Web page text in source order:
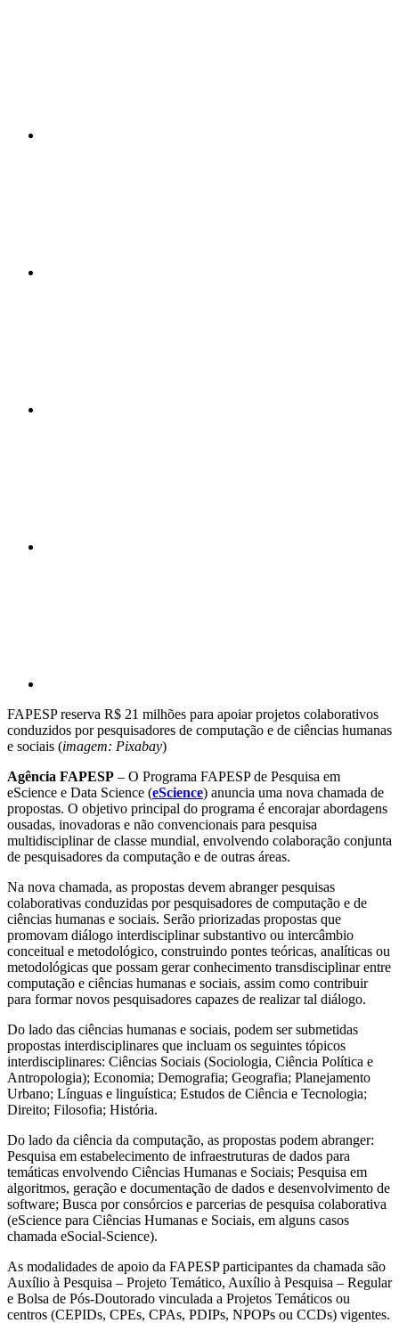
FAPESP reserva R$ 21 milhões para apoiar projetos colaborativos
conduzidos por pesquisadores de computação e de ciências humanas
e sociais (imagem: Pixabay)
Agência FAPESP – O Programa FAPESP de Pesquisa em
eScience e Data Science (eScience) anuncia uma nova chamada de
propostas. O objetivo principal do programa é encorajar abordagens
ousadas, inovadoras e não convencionais para pesquisa
multidisciplinar de classe mundial, envolvendo colaboração conjunta
de pesquisadores da computação e de outras áreas.
Na nova chamada, as propostas devem abranger pesquisas
colaborativas conduzidas por pesquisadores de computação e de
ciências humanas e sociais. Serão priorizadas propostas que
promovam diálogo interdisciplinar substantivo ou intercâmbio
conceitual e metodológico, construindo pontes teóricas, analíticas ou
metodológicas que possam gerar conhecimento transdisciplinar entre
computação e ciências humanas e sociais, assim como contribuir
para formar novos pesquisadores capazes de realizar tal diálogo.
Do lado das ciências humanas e sociais, podem ser submetidas
propostas interdisciplinares que incluam os seguintes tópicos
interdisciplinares: Ciências Sociais (Sociologia, Ciência Política e
Antropologia); Economia; Demografia; Geografia; Planejamento
Urbano; Línguas e linguística; Estudos de Ciência e Tecnologia;
Direito; Filosofia; História.
Do lado da ciência da computação, as propostas podem abranger:
Pesquisa em estabelecimento de infraestruturas de dados para
temáticas envolvendo Ciências Humanas e Sociais; Pesquisa em
algoritmos, geração e documentação de dados e desenvolvimento de
software; Busca por consórcios e parcerias de pesquisa colaborativa
(eScience para Ciências Humanas e Sociais, em alguns casos
chamada eSocial-Science).
As modalidades de apoio da FAPESP participantes da chamada são
Auxílio à Pesquisa – Projeto Temático, Auxílio à Pesquisa – Regular
e Bolsa de Pós-Doutorado vinculada a Projetos Temáticos ou
centros (CEPIDs, CPEs, CPAs, PDIPs, NPOPs ou CCDs) vigentes.